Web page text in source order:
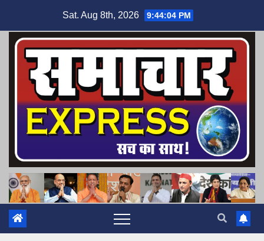
content
Sat. Aug 8th, 2026 9:44:05 PM